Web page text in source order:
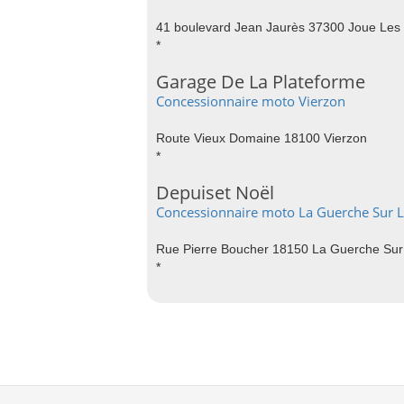
41 boulevard Jean Jaurès 37300 Joue Les
*
Garage De La Plateforme
Concessionnaire moto Vierzon
Route Vieux Domaine 18100 Vierzon
*
Depuiset Noël
Concessionnaire moto La Guerche Sur
Rue Pierre Boucher 18150 La Guerche
*